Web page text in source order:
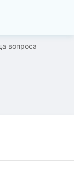
вопроса